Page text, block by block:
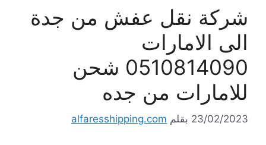
شركة نقل عفش من جدة
الى الامارات
0510814090 شحن
للامارات من جده
23/02/2023 بقلم alfaresshipping.com